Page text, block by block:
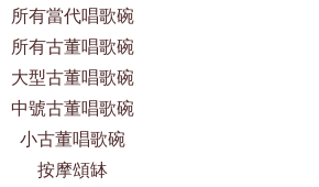
所有當代唱歌碗
所有古董唱歌碗
大型古董唱歌碗
中號古董唱歌碗
小古董唱歌碗
按摩頌缽